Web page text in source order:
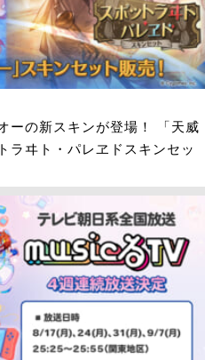
ーの新スキンが登場！ 「天威
ラヰト・パレヱドスキンセッ